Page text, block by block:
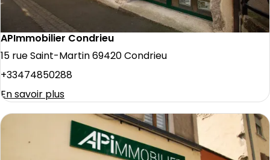
APImmobilier Condrieu
15 rue Saint-Martin 69420 Condrieu
+33474850288
En savoir plus